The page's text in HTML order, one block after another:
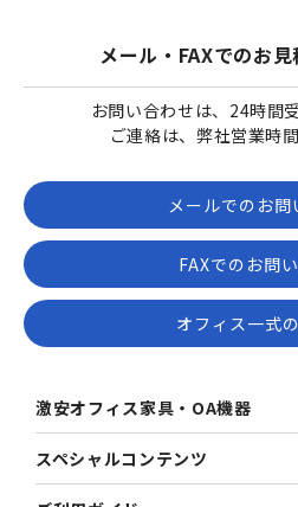
メール・FAXでのお
お問い合わせは、24時間
ご連絡は、弊社営業時
メールでのお問
FAXでのお問
オフィス一式
激安オフィス家具・OA機器
スペシャルコンテンツ